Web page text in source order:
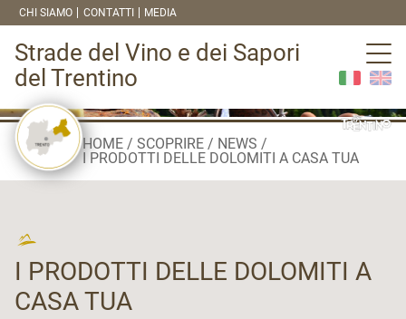
CHI SIAMO CONTATTI MEDIA
Strade del Vino e dei Sapori
del Trentino
HOME SCOPRIRE
NEWS
I PRODOTTI DELLE DOLOMITI A CASA TUA
I PRODOTTI DELLE DOLOMITI A
CASA TUA